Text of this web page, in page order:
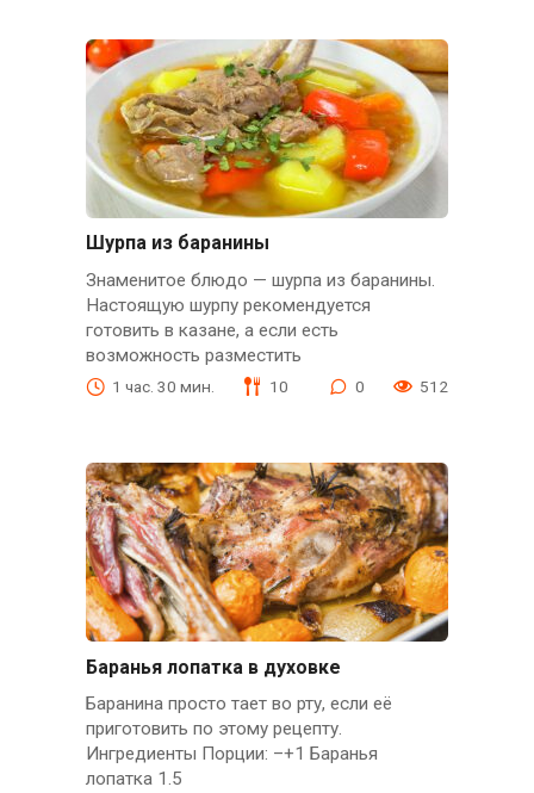
Шурпа из баранины
Знаменитое блюдо — шурпа из баранины.
Настоящую шурпу рекомендуется
готовить в казане, а если есть
возможность разместить
1 час. 30 мин. 10 0 512
Баранья лопатка в духовке
Баранина просто тает во рту, если её
приготовить по этому рецепту.
Ингредиенты Порции: –+1 Баранья
лопатка 1.5